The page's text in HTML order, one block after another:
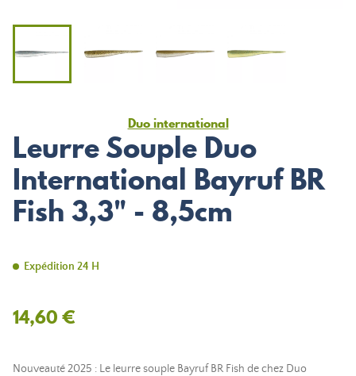
Duo international
Leurre Souple Duo
International Bayruf BR
Fish 3,3" - 8,5cm
Expédition 24 H
14,60 €
Nouveauté 2025 : Le leurre souple Bayruf BR Fish de chez Duo